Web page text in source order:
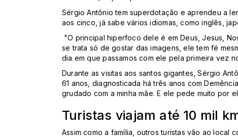
Sérgio Antônio tem superdotação e aprendeu a
aos cinco, já sabe vários idiomas, como inglês,
"O principal hiperfoco dele é em Deus, Jesus,
se trata só de gostar das imagens, ele tem fé
dia em que passamos com ele pela primeira vez
Durante as visitas aos santos gigantes, Sérgio
61 anos, diagnosticada há três anos com
grudado com a minha mãe. E ele pede muito por
Turistas viajam até 10 mil
Assim como a família, outros turistas vão ao local